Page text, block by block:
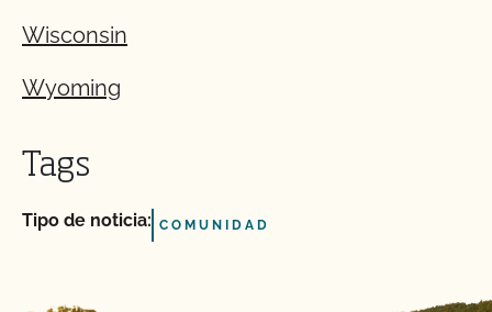
Wisconsin
Wyoming
Tags
Tipo de noticia: COMUNIDAD